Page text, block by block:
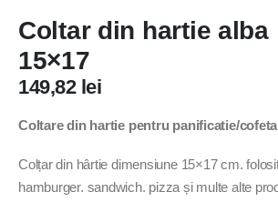
Coltar din hartie alba
15×17
149,82 lei
Coltare din hartie pentru panificatie/
Colțar din hârtie dimensiune 15×17 cm.
hamburger. sandwich. pizza și multe alte